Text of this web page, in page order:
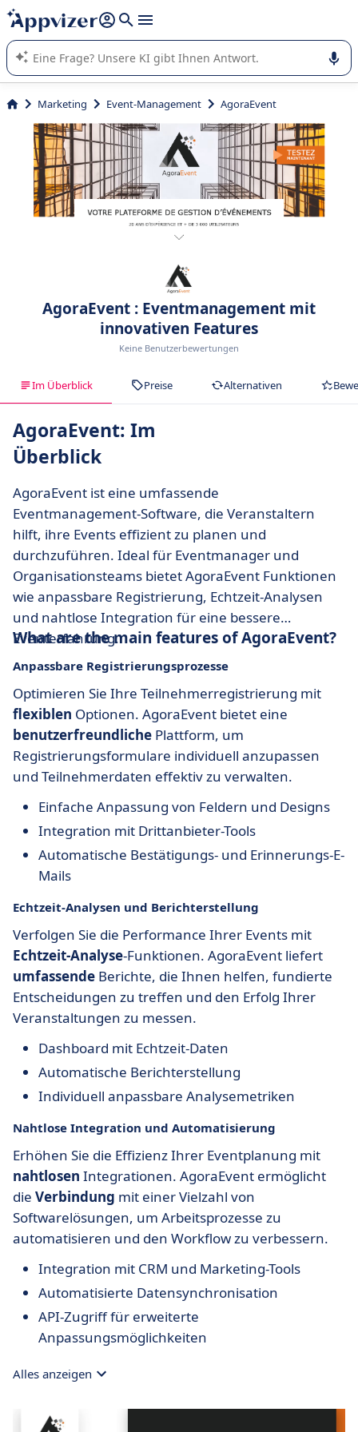
beantworten (mehrere Zeilen mit
Die KI von Appvizer führt Sie bei der Nutzung oder Auswahl
von SaaS-Software in Unternehmen.
Marketing Event-Management AgoraEvent
AgoraEvent : Eventmanagement mit
innovativen Features
Keine Benutzerbewertungen
Im Überblick Preise Alternativen
AgoraEvent: Im
Überblick
AgoraEvent ist eine umfassende
Eventmanagement-Software, die Veranstaltern
hilft, ihre Events effizient zu planen und
durchzuführen. Ideal für Eventmanager und
Organisationsteams bietet AgoraEvent Funktionen
wie anpassbare Registrierung, Echtzeit-Analysen
und nahtlose Integration für eine bessere
Eventerfahrung.
What are the main features of AgoraEvent?
Anpassbare Registrierungsprozesse
Optimieren Sie Ihre Teilnehmerregistrierung mit
flexiblen Optionen. AgoraEvent bietet eine
benutzerfreundliche Plattform, um
Registrierungsformulare individuell anzupassen
und Teilnehmerdaten effektiv zu verwalten.
Einfache Anpassung von Feldern und Designs
Integration mit Drittanbieter-Tools
Automatische Bestätigungs- und Erinnerungs-E-
Mails
Echtzeit-Analysen und Berichterstellung
Verfolgen Sie die Performance Ihrer Events mit
Echtzeit-Analyse-Funktionen. AgoraEvent liefert
umfassende Berichte, die Ihnen helfen, fundierte
Entscheidungen zu treffen und den Erfolg Ihrer
Veranstaltungen zu messen.
Dashboard mit Echtzeit-Daten
Automatische Berichterstellung
Individuell anpassbare Analysemetriken
Nahtlose Integration und Automatisierung
Erhöhen Sie die Effizienz Ihrer Eventplanung mit
nahtlosen Integrationen. AgoraEvent ermöglicht
die Verbindung mit einer Vielzahl von
Softwarelösungen, um Arbeitsprozesse zu
automatisieren und den Workflow zu verbessern.
Integration mit CRM und Marketing-Tools
Automatisierte Datensynchronisation
API-Zugriff für erweiterte
Anpassungsmöglichkeiten
Alles anzeigen